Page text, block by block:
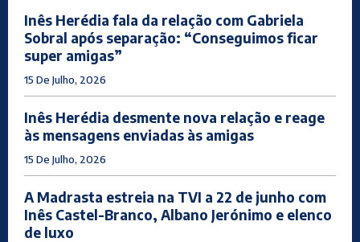
Inês Herédia fala da relação com Gabriela
Sobral após separação: “Conseguimos ficar
super amigas”
15 De Julho, 2026
Inês Herédia desmente nova relação e reage
às mensagens enviadas às amigas
15 De Julho, 2026
A Madrasta estreia na TVI a 22 de junho com
Inês Castel-Branco, Albano Jerónimo e elenco
de luxo